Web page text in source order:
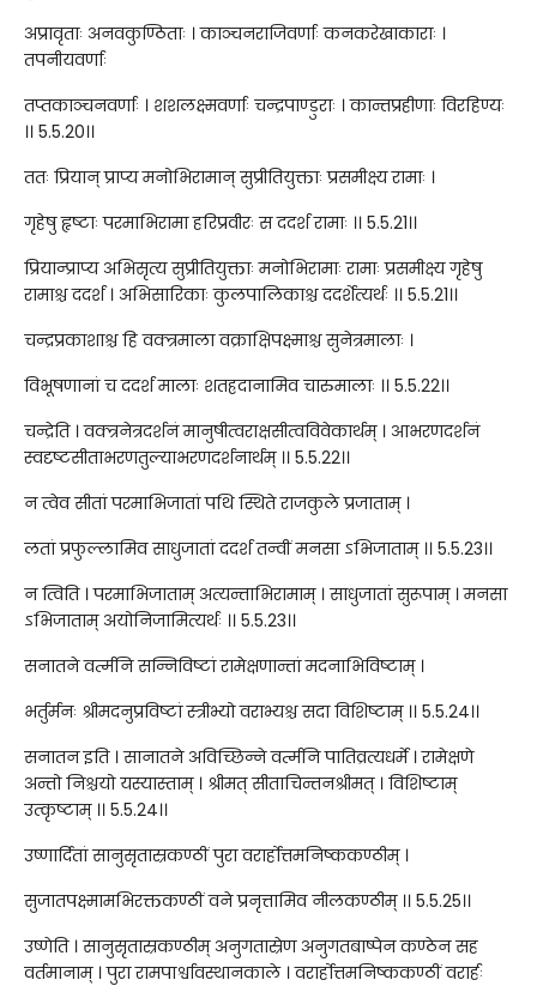
अप्रावृताः अनवकुण्ठिताः । काञ्चनराजिवर्णाः कनकरेखाकाराः ।
तपनीयवर्णाः
तप्तकाञ्चनवर्णाः । शशलक्ष्मवर्णाः चन्द्रपाण्डुराः । कान्तप्रहीणाः विरहिण्यः
।। 5.5.20।।
ततः प्रियान् प्राप्य मनोभिरामान् सुप्रीतियुक्ताः प्रसमीक्ष्य रामाः ।
गृहेषु हृष्टाः परमाभिरामा हरिप्रवीरः स ददर्श रामाः ।। 5.5.21।।
प्रियान्प्राप्य अभिसृत्य सुप्रीतियुक्ताः मनोभिरामाः रामाः प्रसमीक्ष्य गृहेषु
रामाश्च ददर्श । अभिसारिकाः कुलपालिकाश्च ददर्शेत्यर्थः ।। 5.5.21।।
चन्द्रप्रकाशाश्च हि वक्त्रमाला वक्राक्षिपक्ष्माश्च सुनेत्रमालाः ।
विभूषणानां च ददर्श मालाः शतह्रदानामिव चारुमालाः ।। 5.5.22।।
चन्द्रेति । वक्त्रनेत्रदर्शनं मानुषीत्वराक्षसीत्वविवेकार्थम् । आभरणदर्शनं
स्वदृष्टसीताभरणतुल्याभरणदर्शनार्थम् ।। 5.5.22।।
न त्वेव सीतां परमाभिजातां पथि स्थिते राजकुले प्रजाताम् ।
लतां प्रफुल्लामिव साधुजातां ददर्श तन्वीं मनसा ऽभिजाताम् ।। 5.5.23।।
न त्विति । परमाभिजाताम् अत्यन्ताभिरामाम् । साधुजातां सुरूपाम् । मनसा
ऽभिजाताम् अयोनिजामित्यर्थः ।। 5.5.23।।
सनातने वर्त्मनि सन्निविष्टां रामेक्षणान्तां मदनाभिविष्टाम् ।
भर्तुर्मनः श्रीमदनुप्रविष्टां स्त्रीभ्यो वराभ्यश्च सदा विशिष्टाम् ।। 5.5.24।।
सनातन इति । सानातने अविच्छिन्ने वर्त्मनि पातिव्रत्यधर्मे । रामेक्षणे
अन्तो निश्चयो यस्यास्ताम् । श्रीमत् सीताचिन्तनश्रीमत् । विशिष्टाम्
उत्कृष्टाम् ।। 5.5.24।।
उष्णार्दितां सानुसृतास्रकण्ठीं पुरा वरार्होत्तमनिष्ककण्ठीम् ।
सुजातपक्ष्मामभिरक्तकण्ठीं वने प्रनृत्तामिव नीलकण्ठीम् ।। 5.5.25।।
उष्णेति । सानुसृतास्रकण्ठीम् अनुगतास्रेण अनुगतबाष्पेन कण्ठेन सह
वर्तमानाम् । पुरा रामपार्श्वावस्थानकाले । वरार्होत्तमनिष्ककण्ठीं वरार्हः